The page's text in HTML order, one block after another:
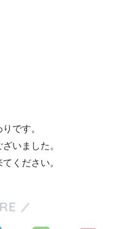
です。
いました。
ください。